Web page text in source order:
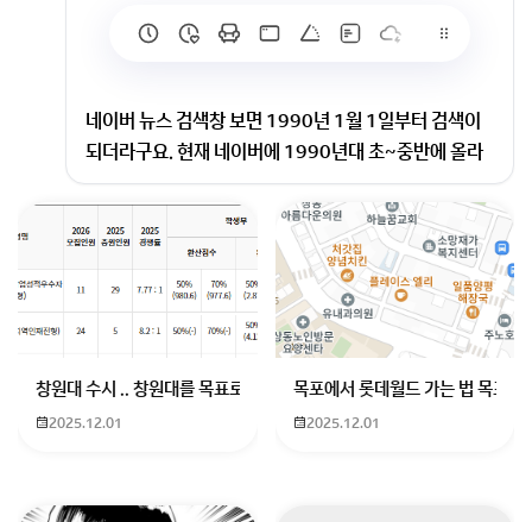
네이버 뉴스 검색창 보면 1990년 1월 1일부터 검색이
되더라구요. 현재 네이버에 1990년대 초~중반에 올라
온 뉴스 기사가 아직 존재하나요? 존재한다면 제목이나
링크좀 알려주세요. 한 번 보고싶어서용
네이버 뉴스 검색을 통해 1990년대 뉴스를 찾고 계시는
군요! 네이버 뉴스 라이브러리에는 1990년대 초~중반
의 뉴스 기사들이 여전히 존재해요. 몇 가지 흥미로운 뉴
스 기사 제목들을 소개해 드릴게요.
1989년 자동차공업 합리화 조치의 해제: 1989년에 자동차공업 합리화 조치
창원대 수시 .. 창원대를 목표로 하고 있는 09년생입니다 지금 제 내신이
2025.12.01
목포에서 롯데월드 가는 법 목포
2025.12.01